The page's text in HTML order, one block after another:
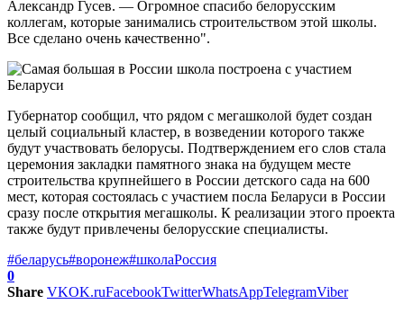
Александр Гусев. — Огромное спасибо белорусским
коллегам, которые занимались строительством этой школы.
Все сделано очень качественно".
Губернатор сообщил, что рядом с мегашколой будет создан
целый социальный кластер, в возведении которого также
будут участвовать белорусы. Подтверждением его слов стала
церемония закладки памятного знака на будущем месте
строительства крупнейшего в России детского сада на 600
мест, которая состоялась с участием посла Беларуси в России
сразу после открытия мегашколы. К реализации этого проекта
также будут привлечены белорусские специалисты.
#беларусь#воронеж#школаРоссия
0
Share VKOK.ruFacebookTwitterWhatsAppTelegramViber